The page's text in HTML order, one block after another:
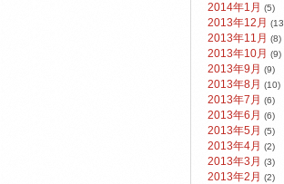
2014年1月 (5)
2013年12月
2013年11月 (8)
2013年10月 (9)
2013年9月 (9)
2013年8月 (10)
2013年7月 (6)
2013年6月 (6)
2013年5月 (5)
2013年4月 (2)
2013年3月 (3)
2013年2月 (2)